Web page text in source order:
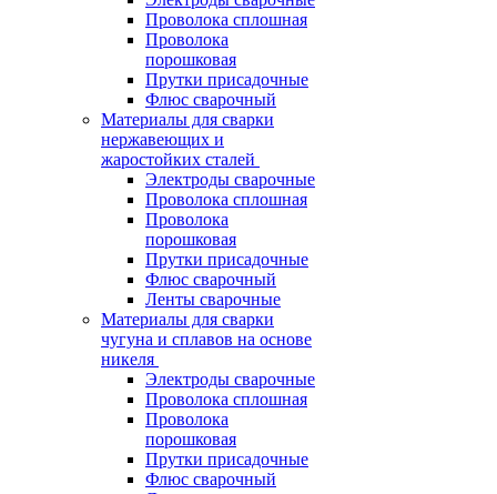
Проволока сплошная
Проволока
порошковая
Прутки присадочные
Флюс сварочный
Материалы для сварки
нержавеющих и
жаростойких сталей
Электроды сварочные
Проволока сплошная
Проволока
порошковая
Прутки присадочные
Флюс сварочный
Ленты сварочные
Материалы для сварки
чугуна и сплавов на основе
никеля
Электроды сварочные
Проволока сплошная
Проволока
порошковая
Прутки присадочные
Флюс сварочный